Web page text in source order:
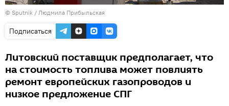
© Sputnik / Людмила Прибыльская
Подписаться
Литовский поставщик предполагает, что
на стоимость топлива может повлиять
ремонт европейских газопроводов и
низкое предложение СПГ